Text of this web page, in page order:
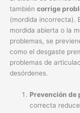
también corrige
(mordida incorrecta).
mordida abierta o la
problemas, se
como el desgaste
problemas de
desórdenes.
Prevención de
correcta